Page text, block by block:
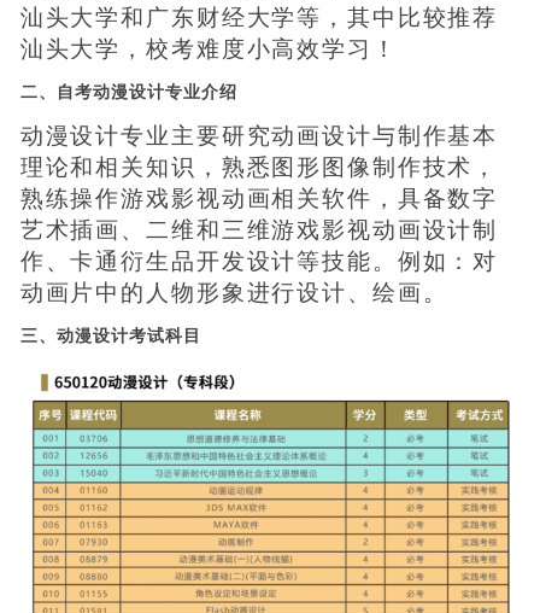
汕头大学和广东财经大学等，其中比较推荐
汕头大学，校考难度小高效学习！
二、自考动漫设计专业介绍
动漫设计专业主要研究动画设计与制作基本
理论和相关知识，熟悉图形图像制作技术，
熟练操作游戏影视动画相关软件，具备数字
艺术插画、二维和三维游戏影视动画设计制
作、卡通衍生品开发设计等技能。例如：对
动画片中的人物形象进行设计、绘画。
三、动漫设计考试科目